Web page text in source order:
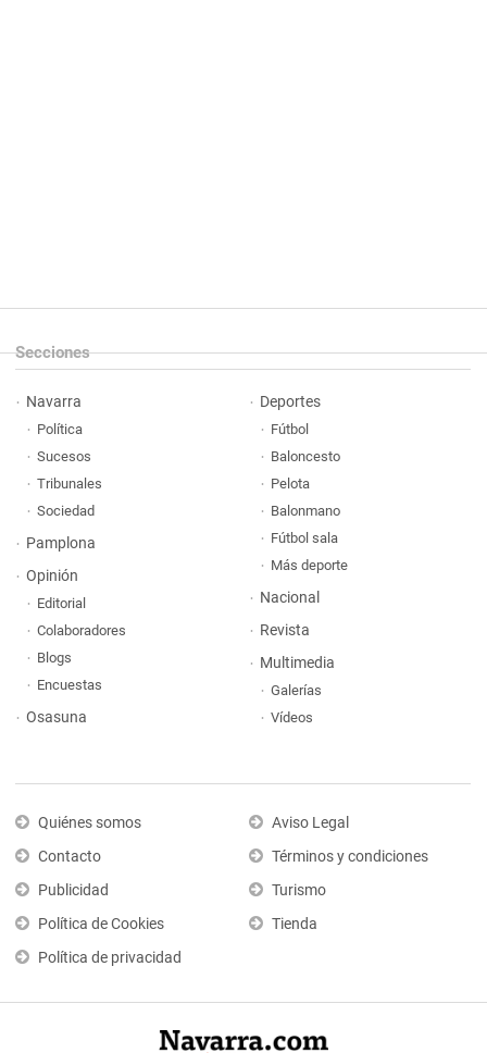
Secciones
Navarra
Política
Sucesos
Tribunales
Sociedad
Pamplona
Opinión
Editorial
Colaboradores
Blogs
Encuestas
Osasuna
Deportes
Fútbol
Baloncesto
Pelota
Balonmano
Fútbol sala
Más deporte
Nacional
Revista
Multimedia
Galerías
Vídeos
Quiénes somos
Contacto
Publicidad
Política de Cookies
Política de privacidad
Aviso Legal
Términos y condiciones
Turismo
Tienda